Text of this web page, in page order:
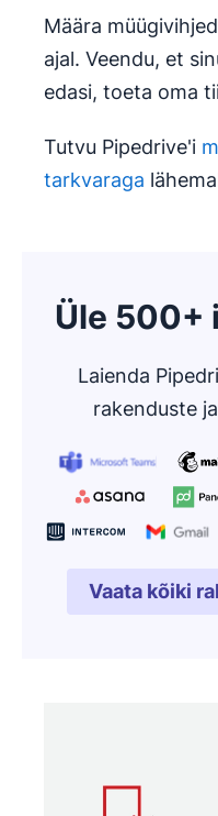
Määra
ajal. Veendu, et
edasi, toeta oma
Tutvu Pipedrive'i
tarkvaraga
Üle 500+
Laienda
rakenduste
Vaata kõiki